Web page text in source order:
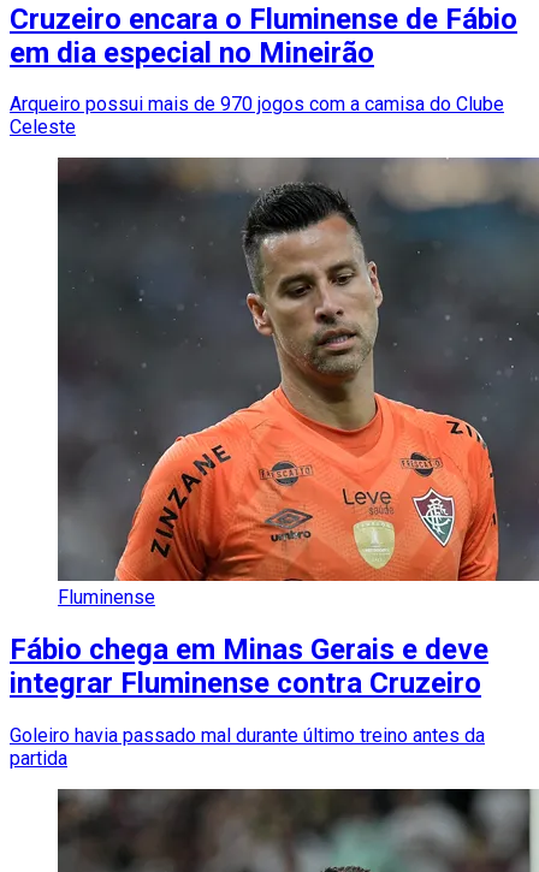
Cruzeiro encara o Fluminense de Fábio
em dia especial no Mineirão
Arqueiro possui mais de 970 jogos com a camisa do Clube
Celeste
Fluminense
Fábio chega em Minas Gerais e deve
integrar Fluminense contra Cruzeiro
Goleiro havia passado mal durante último treino antes da
partida